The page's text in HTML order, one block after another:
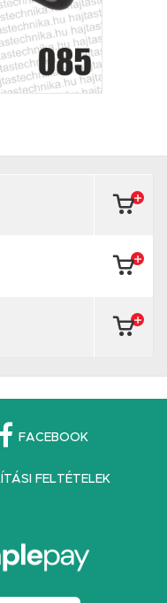
FACEBOOK
FELTÉTELEK